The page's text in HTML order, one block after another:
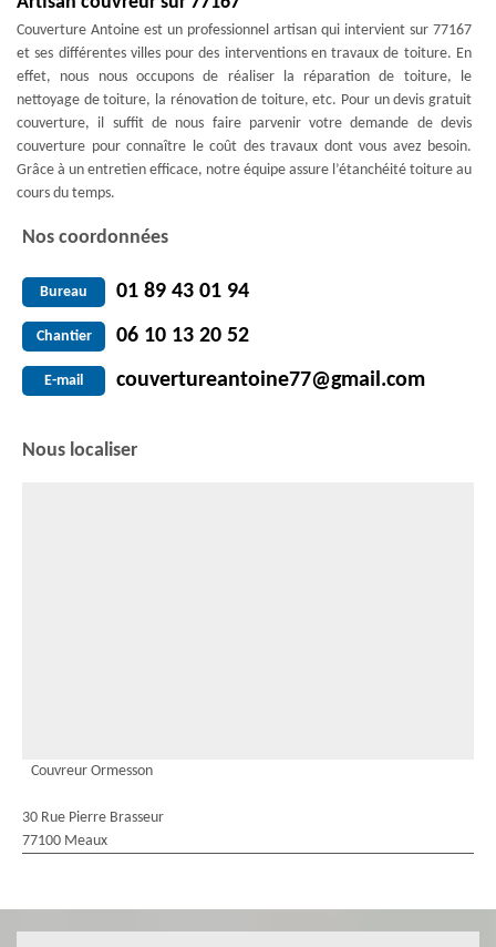
Couverture Antoine est un professionnel artisan qui intervient sur 77167
et ses différentes villes pour des interventions en travaux de toiture. En
effet, nous nous occupons de réaliser la réparation de toiture, le
nettoyage de toiture, la rénovation de toiture, etc. Pour un devis gratuit
couverture, il suffit de nous faire parvenir votre demande de devis
couverture pour connaître le coût des travaux dont vous avez besoin.
Grâce à un entretien efficace, notre équipe assure l’étanchéité toiture au
cours du temps.
Nos coordonnées
Bureau 01 89 43 01 94
Chantier 06 10 13 20 52
E-mail couvertureantoine77@gmail.com
Nous localiser
Couvreur Ormesson
30 Rue Pierre Brasseur
77100 Meaux